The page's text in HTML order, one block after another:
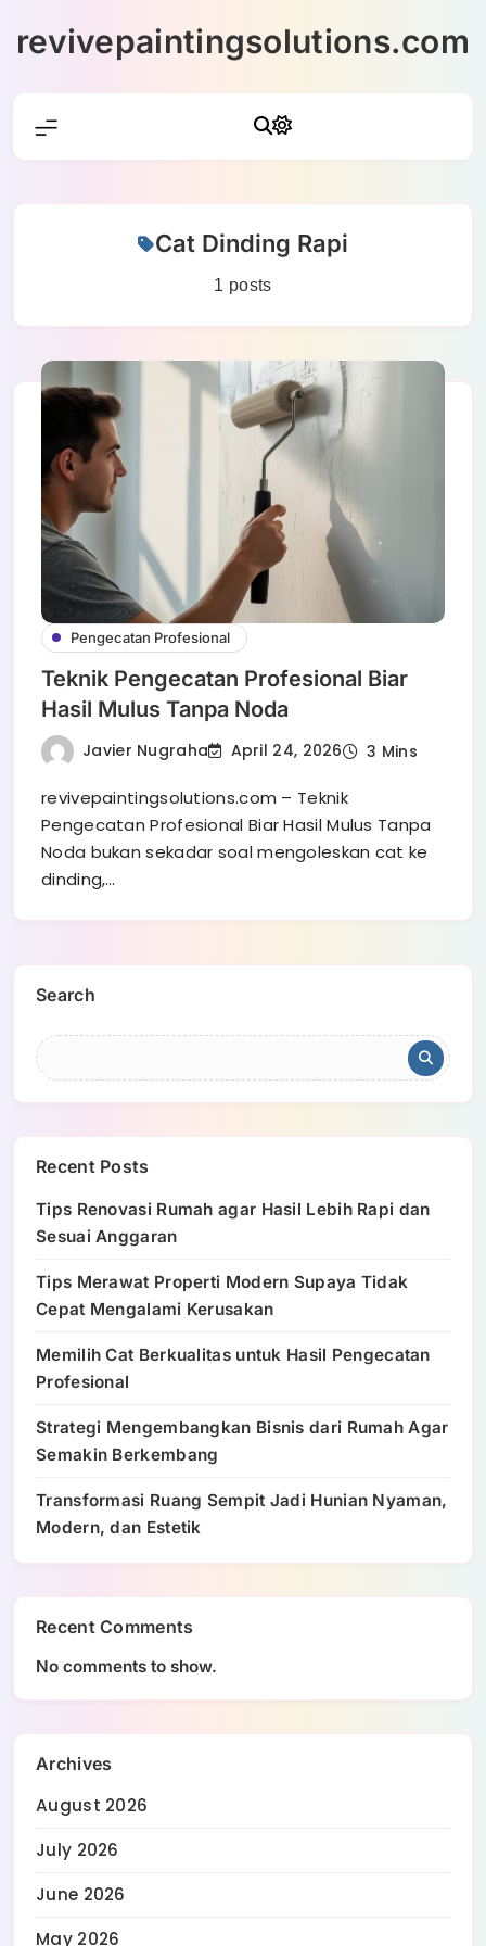
revivepaintingsolutions.com
Cat Dinding Rapi
1 posts
Pengecatan Profesional
Teknik Pengecatan Profesional Biar
Hasil Mulus Tanpa Noda
Javier Nugraha April 24, 2026 3 Mins
revivepaintingsolutions.com – Teknik
Pengecatan Profesional Biar Hasil Mulus Tanpa
Noda bukan sekadar soal mengoleskan cat ke
dinding,…
Search
Recent Posts
Tips Renovasi Rumah agar Hasil Lebih Rapi dan
Sesuai Anggaran
Tips Merawat Properti Modern Supaya Tidak
Cepat Mengalami Kerusakan
Memilih Cat Berkualitas untuk Hasil Pengecatan
Profesional
Strategi Mengembangkan Bisnis dari Rumah Agar
Semakin Berkembang
Transformasi Ruang Sempit Jadi Hunian Nyaman,
Modern, dan Estetik
Recent Comments
No comments to show.
Archives
August 2026
July 2026
June 2026
May 2026